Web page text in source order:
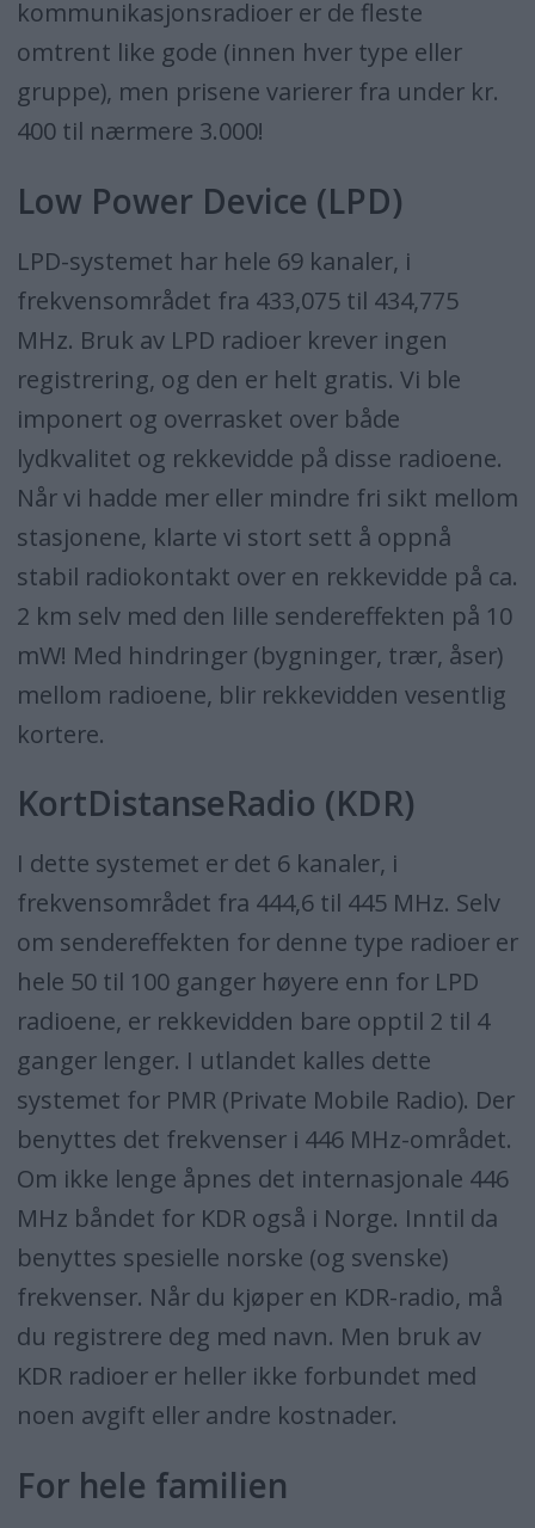
kommunikasjonsradioer er de fleste
omtrent like gode (innen hver type eller
gruppe), men prisene varierer fra under kr.
400 til nærmere 3.000!
Low Power Device (LPD)
LPD-systemet har hele 69 kanaler, i
frekvensområdet fra 433,075 til 434,775
MHz. Bruk av LPD radioer krever ingen
registrering, og den er helt gratis. Vi ble
imponert og overrasket over både
lydkvalitet og rekkevidde på disse radioene.
Når vi hadde mer eller mindre fri sikt mellom
stasjonene, klarte vi stort sett å oppnå
stabil radiokontakt over en rekkevidde på ca.
2 km selv med den lille sendereffekten på 10
mW! Med hindringer (bygninger, trær, åser)
mellom radioene, blir rekkevidden vesentlig
kortere.
KortDistanseRadio (KDR)
I dette systemet er det 6 kanaler, i
frekvensområdet fra 444,6 til 445 MHz. Selv
om sendereffekten for denne type radioer er
hele 50 til 100 ganger høyere enn for LPD
radioene, er rekkevidden bare opptil 2 til 4
ganger lenger. I utlandet kalles dette
systemet for PMR (Private Mobile Radio). Der
benyttes det frekvenser i 446 MHz-området.
Om ikke lenge åpnes det internasjonale 446
MHz båndet for KDR også i Norge. Inntil da
benyttes spesielle norske (og svenske)
frekvenser. Når du kjøper en KDR-radio, må
du registrere deg med navn. Men bruk av
KDR radioer er heller ikke forbundet med
noen avgift eller andre kostnader.
For hele familien